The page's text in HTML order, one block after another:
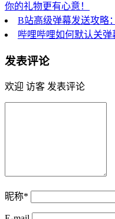
你的礼物更有心意！
B站高级弹幕发送攻略
哔哩哔哩如何默认关弹
发表评论
欢迎 访客 发表评论
昵称*